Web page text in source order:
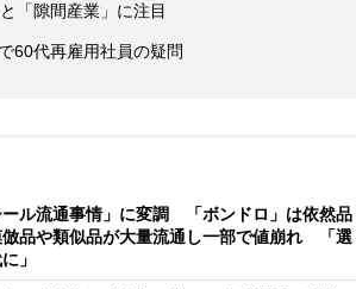
「隙間産業」に注目
60代再雇用社員の疑問
ル流通事情」に変調 「ボンドロ」は依然品
品や類似品が大量流通し一部で値崩れ 「選
」